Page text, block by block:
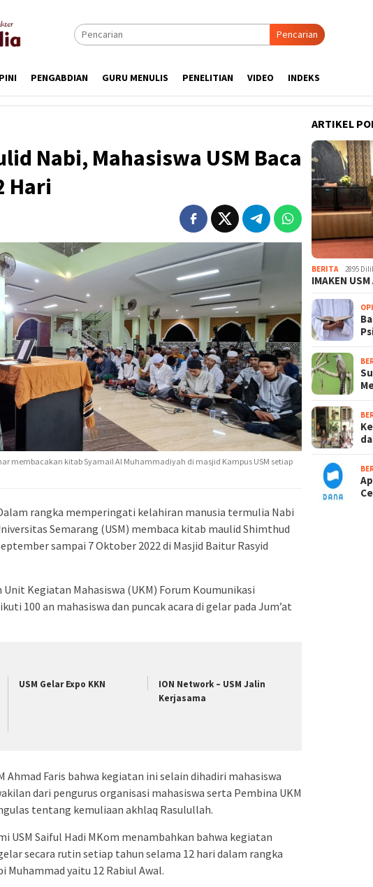
Pencarian
PENGABDIAN GURU MENULIS PENELITIAN VIDEO INDEKS
Nabi, Mahasiswa USM Baca
Hari
membacakan kitab Syamail Al Muhammadiyah di masjid Kampus USM setiap
rangka memperingati kelahiran manusia termulia Nabi
Semarang (USM) membaca kitab maulid Shimthud
sampai 7 Oktober 2022 di Masjid Baitur Rasyid
Kegiatan Mahasiswa (UKM) Forum Koumunikasi
100 an mahasiswa dan puncak acara di gelar pada Jum’at
USM Gelar Expo KKN
ION Network – USM Jalin
Kerjasama
Ahmad Faris bahwa kegiatan ini selain dihadiri mahasiswa
dari pengurus organisasi mahasiswa serta Pembina UKM
tentang kemuliaan akhlaq Rasulullah.
USM Saiful Hadi MKom menambahkan bahwa kegiatan
secara rutin setiap tahun selama 12 hari dalam rangka
yaitu 12 Rabiul Awal.
ARTIKEL
BERITA 2895
IMAKEN